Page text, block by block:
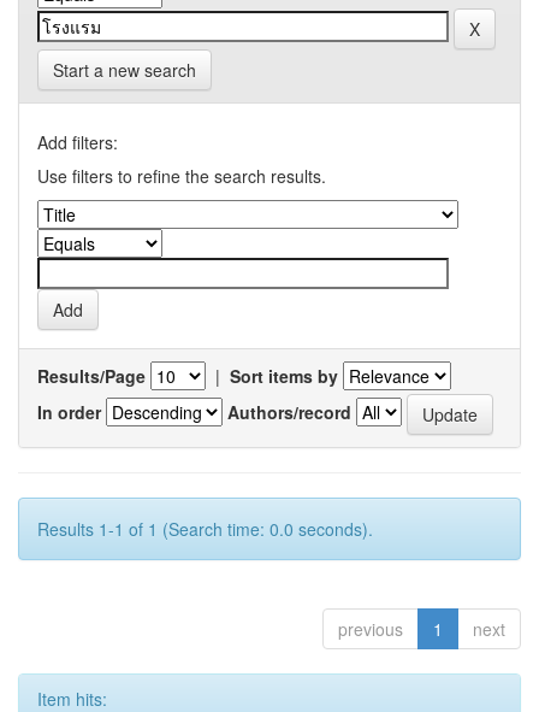
Start a new search
Add filters:
Use filters to refine the search results.
Results/Page | Sort items by
In order
Authors/record
Results 1-1 of 1 (Search time: 0.0 seconds).
previous 1 next
Item hits: